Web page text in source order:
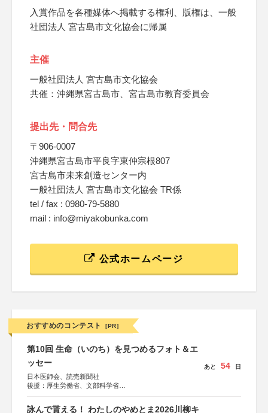
入賞作品を各種媒体へ掲載する権利、版権は、一般
社団法人 宮古島市文化協会に帰属
主催
一般社団法人 宮古島市文化協会
共催：沖縄県宮古島市、宮古島市教育委員会
提出先・問合先
〒906-0007
沖縄県宮古島市平良字東仲宗根807
宮古島市未来創造センター内
一般社団法人 宮古島市文化協会 TR係
tel / fax : 0980-79-5880
mail : info@miyakobunka.com
公式ホームページ
おすすめのコンテスト [PR]
第10回 生命（いのち）を見つめるフォト＆エ
ッセー
日本医師会、読売新聞社
後援：厚生労働省、文部科学省
しん生命保険株式会社
あと 54 日
詠んで貰える！ わたしのやめとま2026川柳キ